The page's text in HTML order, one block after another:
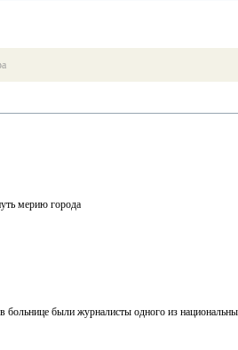
мерию города
больнице были журналисты одного из